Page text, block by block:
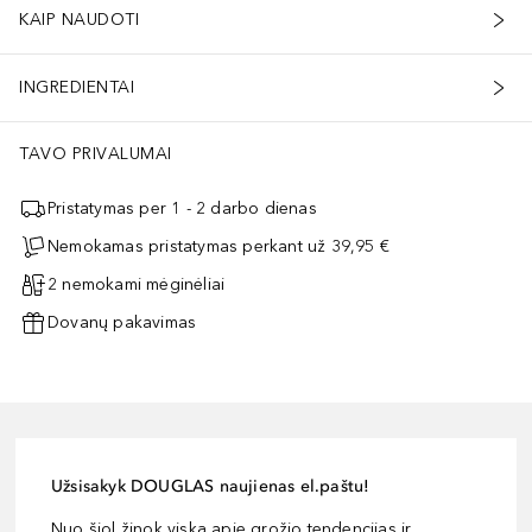
KAIP NAUDOTI
INGREDIENTAI
TAVO PRIVALUMAI
Pristatymas per 1 - 2 darbo dienas
Nemokamas pristatymas perkant už 39,95 €
2 nemokami mėginėliai
Dovanų pakavimas
Užsisakyk DOUGLAS naujienas el.paštu!